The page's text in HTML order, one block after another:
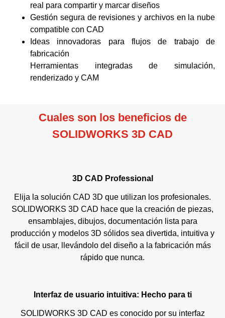
real para compartir y marcar diseños
Gestión segura de revisiones y archivos en la nube
compatible con CAD
Ideas innovadoras para flujos de trabajo de
fabricación
Herramientas integradas de simulación,
renderizado y CAM
Cuales son los beneficios de
SOLIDWORKS 3D CAD
3D CAD Professional
Elija la solución CAD 3D que utilizan los profesionales.
SOLIDWORKS 3D CAD hace que la creación de piezas,
ensamblajes, dibujos, documentación lista para
producción y modelos 3D sólidos sea divertida, intuitiva y
fácil de usar, llevándolo del diseño a la fabricación más
rápido que nunca.
Interfaz de usuario intuitiva: Hecho para ti
SOLIDWORKS 3D CAD es conocido por su interfaz